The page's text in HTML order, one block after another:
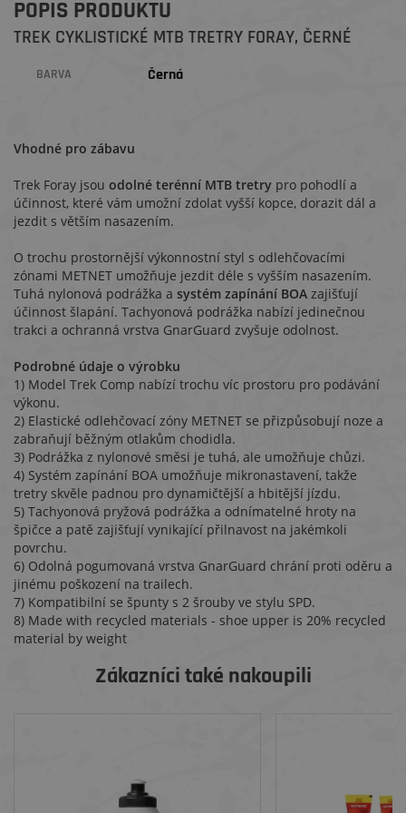
POPIS PRODUKTU
TREK CYKLISTICKÉ MTB TRETRY FORAY, ČERNÉ
BARVA Černá
Vhodné pro zábavu
Trek Foray jsou odolné terénní MTB tretry pro pohodlí a
účinnost, které vám umožní zdolat vyšší kopce, dorazit dál a
jezdit s větším nasazením.
O trochu prostornější výkonnostní styl s odlehčovacími
zónami METNET umožňuje jezdit déle s vyšším nasazením.
Tuhá nylonová podrážka a systém zapínání BOA zajišťují
účinnost šlapání. Tachyonová podrážka nabízí jedinečnou
trakci a ochranná vrstva GnarGuard zvyšuje odolnost.
Podrobné údaje o výrobku
1) Model Trek Comp nabízí trochu víc prostoru pro podávání
výkonu.
2) Elastické odlehčovací zóny METNET se přizpůsobují noze a
zabraňují běžným otlakům chodidla.
3) Podrážka z nylonové směsi je tuhá, ale umožňuje chůzi.
4) Systém zapínání BOA umožňuje mikronastavení, takže
tretry skvěle padnou pro dynamičtější a hbitější jízdu.
5) Tachyonová pryžová podrážka a odnímatelné hroty na
špičce a patě zajišťují vynikající přilnavost na jakémkoli
povrchu.
6) Odolná pogumovaná vrstva GnarGuard chrání proti oděru a
jinému poškození na trailech.
7) Kompatibilní se špunty s 2 šrouby ve stylu SPD.
8) Made with recycled materials - shoe upper is 20% recycled
material by weight
Zákazníci také nakoupili